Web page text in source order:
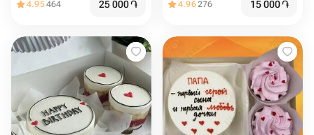
4.95464 25 000֏ 4.96276 15 000֏